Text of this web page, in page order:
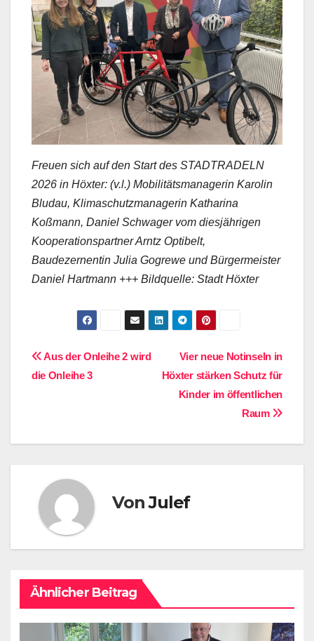
Freuen sich auf den Start des STADTRADELN
2026 in Höxter: (v.l.) Mobilitätsmanagerin Karolin
Bludau, Klimaschutzmanagerin Katharina
Koßmann, Daniel Schwager vom diesjährigen
Kooperationspartner Arntz Optibelt,
Baudezernentin Julia Gogrewe und Bürgermeister
Daniel Hartmann +++ Bildquelle: Stadt Höxter
BeitragsnavigationVier neue Notinseln in
Höxter stärken Schutz für
Kinder im öffentlichen
Raum
Aus der Onleihe 2 wird
die Onleihe 3
VonJulef
Ähnlicher Beitrag